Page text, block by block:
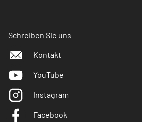
Schreiben Sie uns
Kontakt
YouTube
Instagram
Facebook